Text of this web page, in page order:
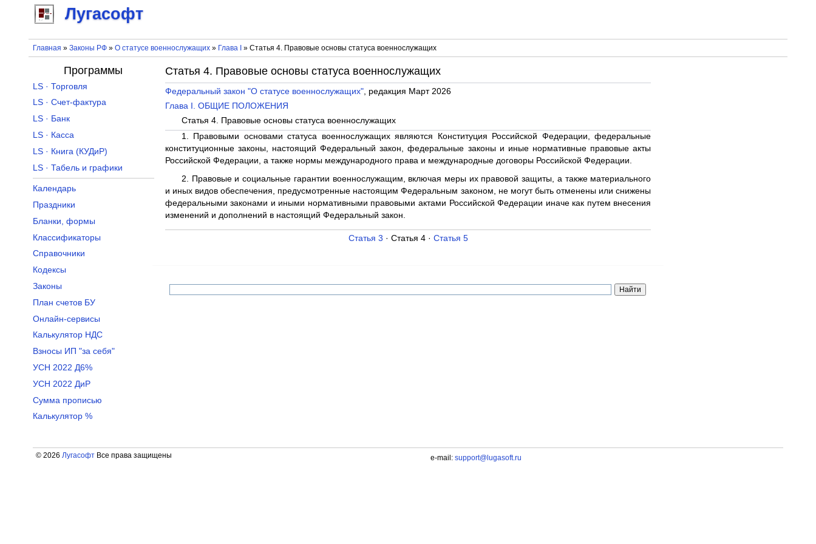
Лугасофт
Главная » Законы РФ» О статусе военнослужащих» Глава I » Статья 4. Правовые основы статуса военнослужащих
Статья 4. Правовые основы статуса военнослужащих
Федеральный закон "О статусе военнослужащих", редакция Март 2026
Глава I. ОБЩИЕ ПОЛОЖЕНИЯ
Статья 4. Правовые основы статуса военнослужащих
1. Правовыми основами статуса военнослужащих являются Конституция Российской Федерации, федеральные
конституционные законы, настоящий Федеральный закон, федеральные законы и иные нормативные правовые акты
Российской Федерации, а также нормы международного права и международные договоры Российской Федерации.
2. Правовые и социальные гарантии военнослужащим, включая меры их правовой защиты, а также материального
и иных видов обеспечения, предусмотренные настоящим Федеральным законом, не могут быть отменены или снижены
федеральными законами и иными нормативными правовыми актами Российской Федерации иначе как путем внесения
изменений и дополнений в настоящий Федеральный закон.
Статья 3 · Статья 4 · Статья 5
Программы
LS · Торговля
LS · Счет-фактура
LS · Банк
LS · Касса
LS · Книга (КУДиР)
LS · Табель и графики
Календарь
Праздники
Бланки, формы
Классификаторы
Справочники
Кодексы
Законы
План счетов БУ
Онлайн-сервисы
Калькулятор НДС
Взносы ИП "за себя"
УСН 2022 Д6%
УСН 2022 ДиР
Сумма прописью
Калькулятор %
© 2026 ЛугасофтВсе права защищены e-mail: support@lugasoft.ru